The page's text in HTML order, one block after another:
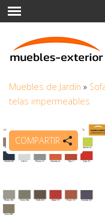
Muebles de Jardín »
telas impermeables
COMPARTIR